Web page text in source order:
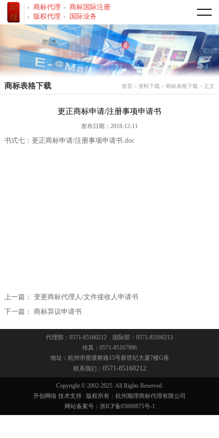
商标代理
商标国际注册
版权代理
国际业务
商标表格下载 首页 > 资料下载 >商标表格下载 > 正文
更正商标申请/注册事项申请书
发布日期：2018-12-11
书式七：更正商标申请/注册事项申请书.doc
上一篇： 变更商标代理人/文件接收人申请书
下一篇： 商标异议申请书
代理部：0571-85160212 国际部：0571-85160213
传真：0571-85167996
地址：杭州市密渡桥路15号新世纪大厦7楼G座
联系我们： 0571-85160212
Copyright © 2002-2025 All Rights Reserved.
开创网络 技术支持
版权所有：杭州顺理商标代理有限公司
网站备案号： 浙ICP备05000875号-1
走进我们
公司简介
荣誉资质
专业代理人
商标事务
商标注册
商标转让
商标和服务分类
著作权事务
著作权登记
软件著作权
服务范围
商标代理
新闻中心